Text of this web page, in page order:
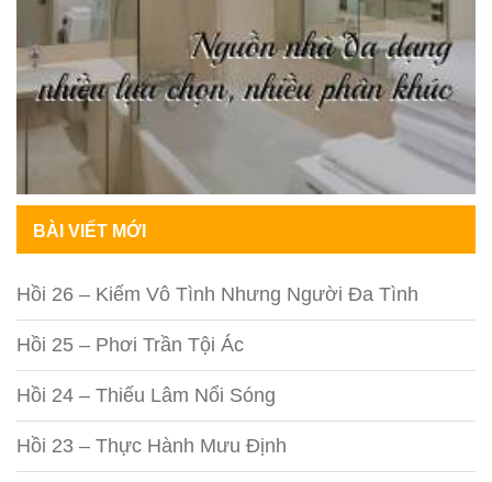
BÀI VIẾT MỚI
Hồi 26 – Kiếm Vô Tình Nhưng Người Đa Tình
Hồi 25 – Phơi Trần Tội Ác
Hồi 24 – Thiếu Lâm Nổi Sóng
Hồi 23 – Thực Hành Mưu Định